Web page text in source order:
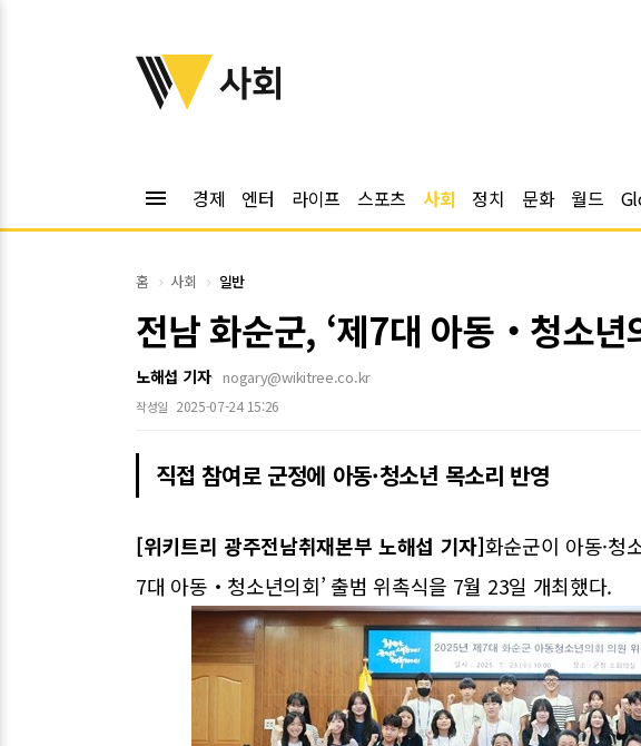
위키트리
사회
menu 경제 엔터 라이프 스포츠 사회 정치 문화 월드
홈 사회 일반
전남 화순군, ‘제7대 아동‧청소년
노해섭 기자 nogary@wikitree.co.kr
작성일 2025-07-24 15:26
직접 참여로 군정에 아동·청소년 목소리 반영
[위키트리 광주전남취재본부 노해섭 기자]화순군이 아동·청
7대 아동‧청소년의회’ 출범 위촉식을 7월 23일 개최했다.